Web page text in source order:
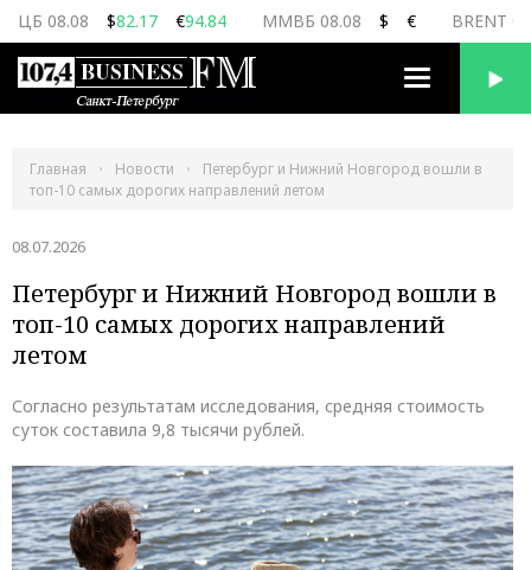
ЦБ 08.08 $82.17 €94.84 ММВБ 08.08 $ € BRENT
Переключить
Главная Новости
Петербург и Нижний Новгород вошли в
топ-10 самых дорогих направлений летом
08.07.2026
Петербург и Нижний Новгород вошли в
топ-10 самых дорогих направлений
летом
Согласно результатам исследования, средняя стоимость
суток составила 9,8 тысячи рублей.